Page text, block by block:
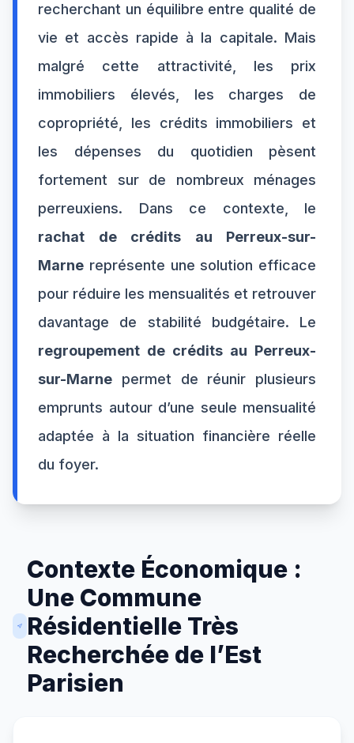
recherchant un équilibre entre qualité de
vie et accès rapide à la capitale. Mais
malgré cette attractivité, les prix
immobiliers élevés, les charges de
copropriété, les crédits immobiliers et
les dépenses du quotidien pèsent
fortement sur de nombreux ménages
perreuxiens. Dans ce contexte, le
rachat de crédits au Perreux-sur-
Marne représente une solution efficace
pour réduire les mensualités et retrouver
davantage de stabilité budgétaire. Le
regroupement de crédits au Perreux-
sur-Marne permet de réunir plusieurs
emprunts autour d’une seule mensualité
adaptée à la situation financière réelle
du foyer.
Contexte Économique :
Une Commune
Résidentielle Très
Recherchée de l’Est
Parisien